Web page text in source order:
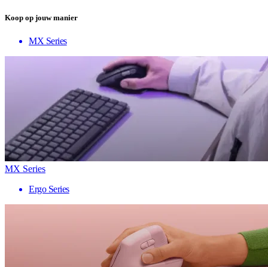
Koop op jouw manier
MX Series
MX Series
Ergo Series